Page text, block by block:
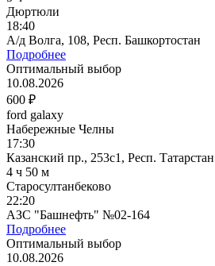
Дюртюли
18:40
А/д Волга, 108, Респ. Башкортостан
Подробнее
Оптимальный выбор
10.08.2026
600 ₽
ford galaxy
Набережные Челны
17:30
Казанский пр., 253с1, Респ. Татарстан
4 ч 50 м
Старосултанбеково
22:20
АЗС "Башнефть" №02-164
Подробнее
Оптимальный выбор
10.08.2026